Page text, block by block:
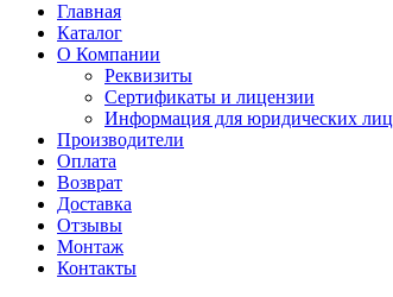
Главная
Каталог
О Компании
Реквизиты
Сертификаты и лицензии
Информация для юридических лиц
Производители
Оплата
Возврат
Доставка
Отзывы
Монтаж
Контакты